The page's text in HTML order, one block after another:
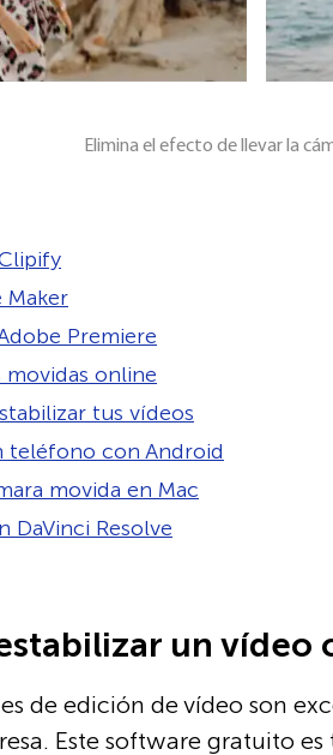
Elimina el efecto de llevar la
Maker
Premiere
movidas online
tus vídeos
teléfono con Android
movida en Mac
DaVinci Resolve
un vídeo
de edición de vídeo son
Este software gratuito